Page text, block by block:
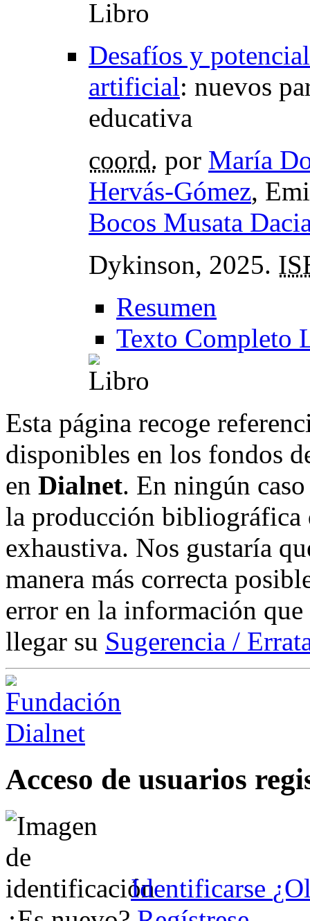
Desafíos y
artificial: nuevos
educativa
coord. por María
Hervás-Gómez,
Bocos Musata
Dykinson, 2025.
Resumen
Texto Completo
Esta página recoge
disponibles en los fondos
en Dialnet. En ningún
la producción bibliográfica
exhaustiva. Nos gustaría
manera más correcta
error en la información
llegar su Sugerencia /
Acceso de usuarios
Identificarse